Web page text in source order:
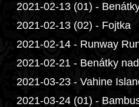
2021-02-13 (01) -
2021-02-13 (02) - Fojtka
2021-02-14 - Runway
2021-02-21 - Benátky
2021-03-23 - Vahine
2021-03-24 (01) -